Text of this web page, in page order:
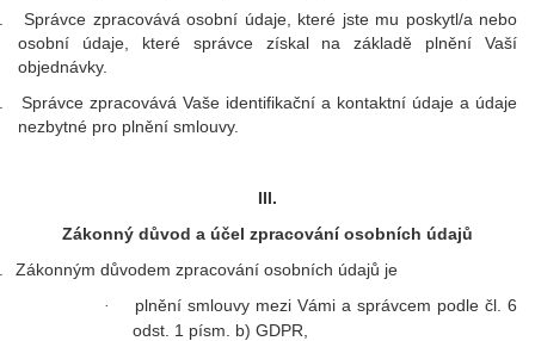
Správce zpracovává osobní údaje, které jste mu poskytl/a nebo
osobní údaje, které správce získal na základě plnění Vaší
objednávky.
Správce zpracovává Vaše identifikační a kontaktní údaje a údaje
nezbytné pro plnění smlouvy.
III.
Zákonný důvod a účel zpracování osobních údajů
Zákonným důvodem zpracování osobních údajů je
·
plnění smlouvy mezi Vámi a správcem podle čl. 6
odst. 1 písm. b) GDPR,